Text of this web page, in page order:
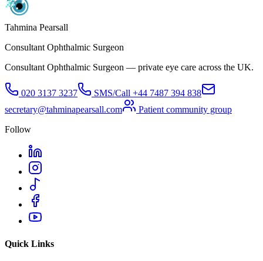
Tahmina Pearsall
Consultant Ophthalmic Surgeon
Consultant Ophthalmic Surgeon — private eye care across the UK.
020 3137 3237 SMS/Call +44 7487 394 838
secretary@tahminapearsall.com
Patient community group
Follow
Quick Links